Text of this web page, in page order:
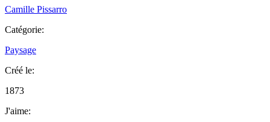
Camille Pissarro
Catégorie:
Paysage
Créé le:
1873
J'aime: